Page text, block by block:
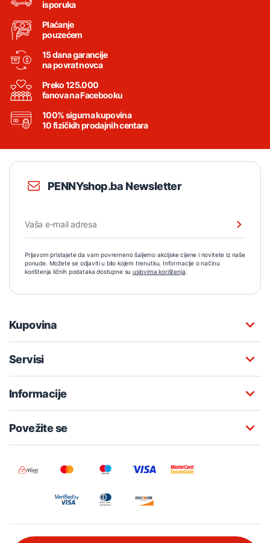
isporuka
Plaćanje
pouzećem
15 dana garancije
na povrat novca
Preko 125.000
fanova na Facebooku
100% sigurna kupovina
10 fizičkih prodajnih centara
PENNYshop.ba Newsletter
Prijavom pristajete da vam povremeno šaljemo akcijske cijene i novitete iz naše
ponude. Možete se odjaviti u bilo kojem trenutku. Informacije o načinu
korištenja ličnih podataka dostupne su uslovima korištenja.
Kupovina
Servisi
Informacije
Povežite se